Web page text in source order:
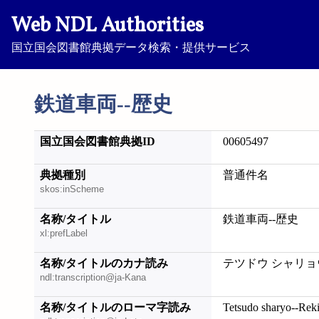
Web NDL Authorities
国立国会図書館典拠データ検索・提供サービス
鉄道車両--歴史
国立国会図書館典拠ID 00605497
典拠種別
skos:inScheme
普通件名
名称/タイトル
xl:prefLabel
鉄道車両--歴史
名称/タイトルのカナ読み
ndl:transcription@ja-Kana
テツドウ シャリ
名称/タイトルのローマ字読み Tetsudo sharyo--